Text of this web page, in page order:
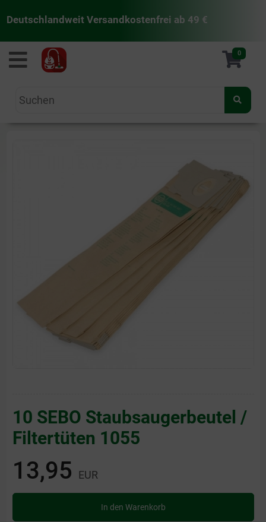
Deutschlandweit Versandkostenfrei ab 49 €
staubsaugermanufaktur 0
10 SEBO Staubsaugerbeutel /
Filtertüten 1055
13,95 EUR
In den Warenkorb